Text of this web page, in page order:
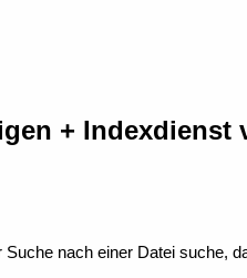
+ Indexdienst
nach einer Datei suche,